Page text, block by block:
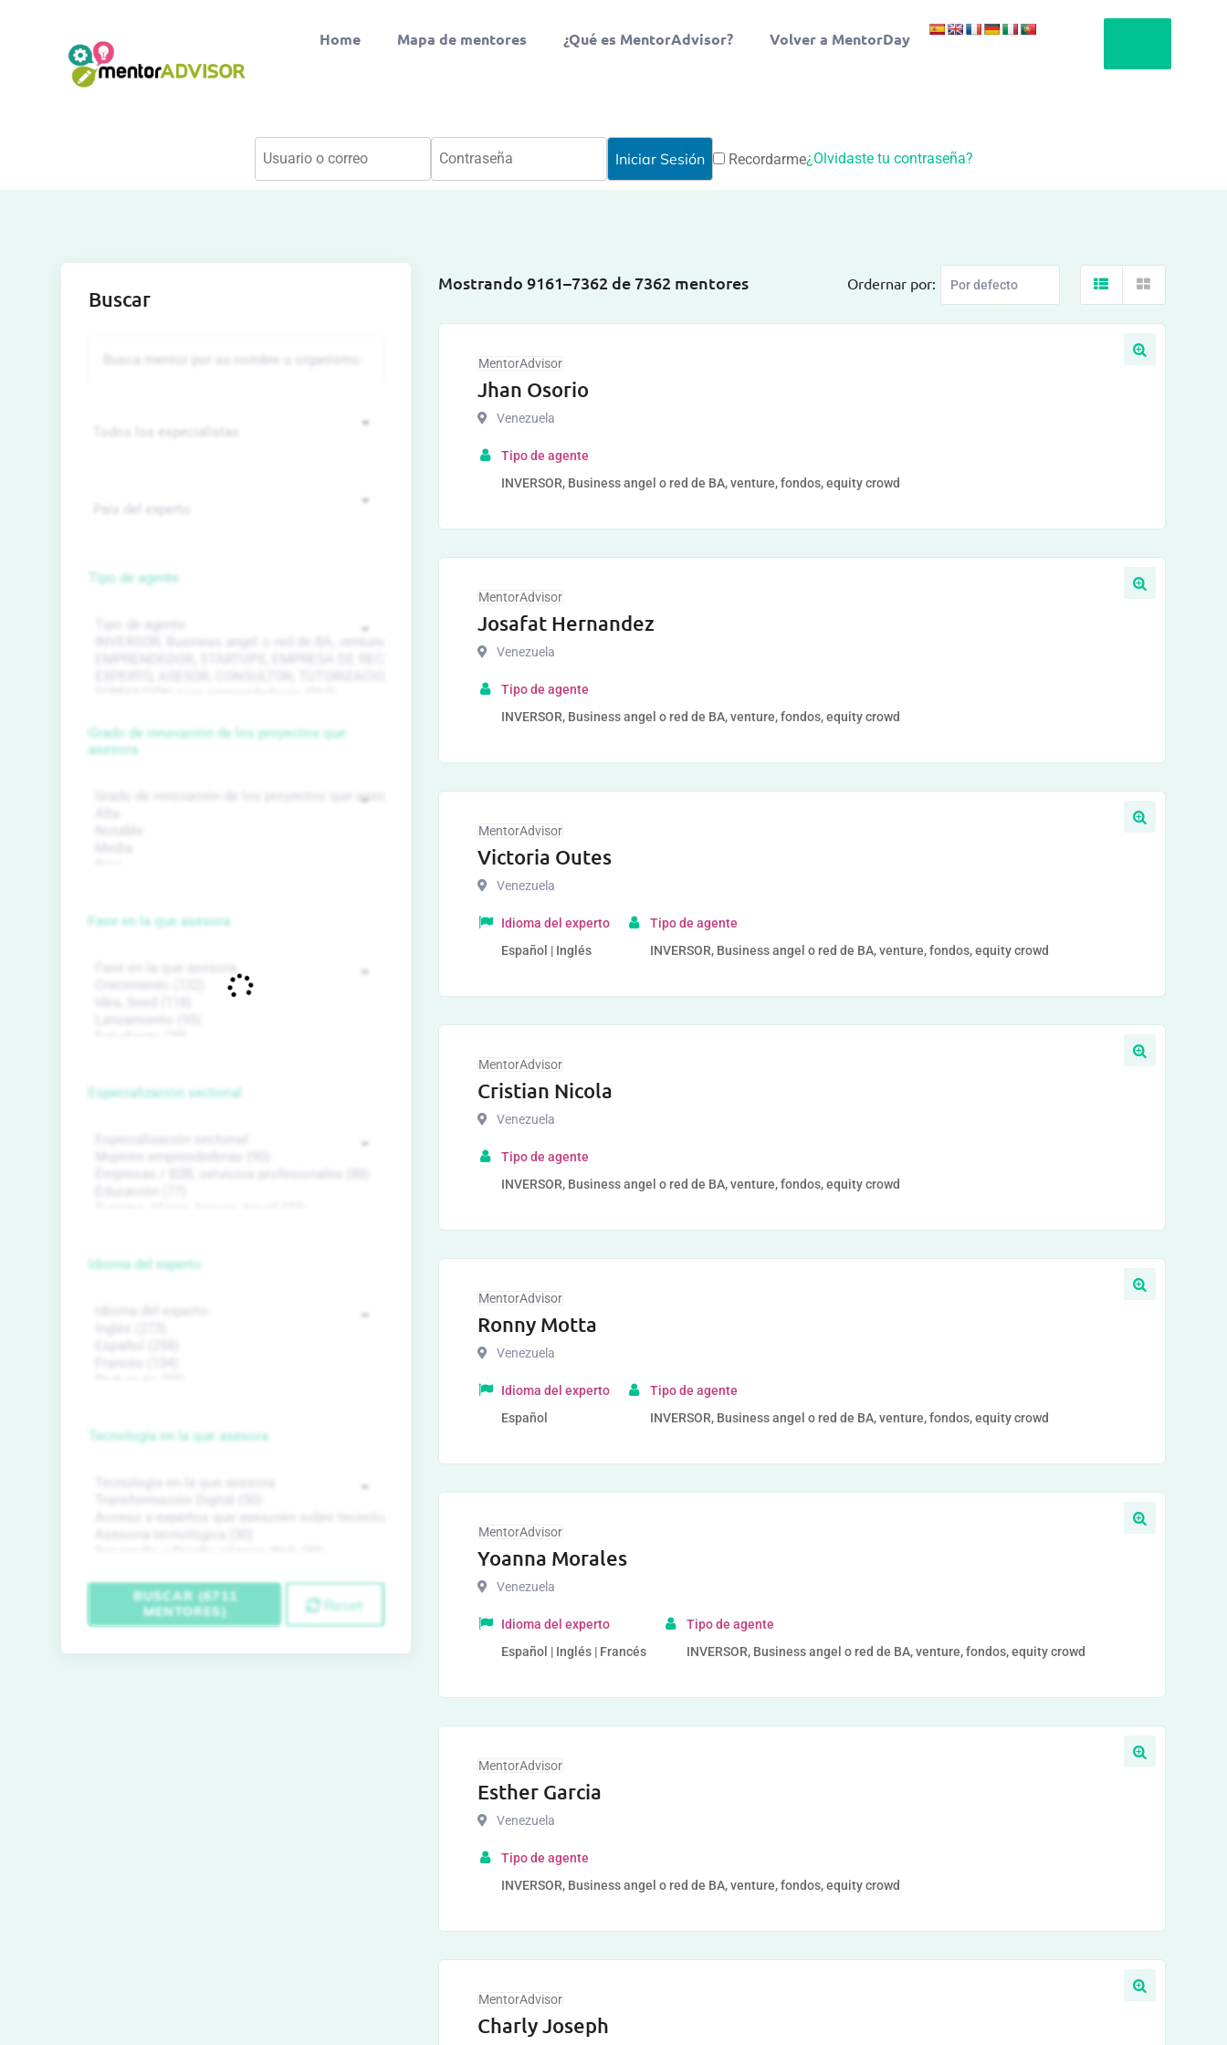
Home Mapa de mentores ¿Qué es MentorAdvisor? Volver a MentorDay
Recordarme¿Olvidaste tu contraseña?
Mostrando 9161–7362 de 7362 mentores Ordernar por:
MentorAdvisor
Jhan Osorio
Venezuela
Tipo de agente
INVERSOR, Business angel o red de BA, venture, fondos, equity crowd
MentorAdvisor
Josafat Hernandez
Venezuela
Tipo de agente
INVERSOR, Business angel o red de BA, venture, fondos, equity crowd
MentorAdvisor
Victoria Outes
Venezuela
Idioma del experto
Español | Inglés
Tipo de agente
INVERSOR, Business angel o red de BA, venture, fondos, equity crowd
MentorAdvisor
Cristian Nicola
Venezuela
Tipo de agente
INVERSOR, Business angel o red de BA, venture, fondos, equity crowd
MentorAdvisor
Ronny Motta
Venezuela
Idioma del experto
Español
Tipo de agente
INVERSOR, Business angel o red de BA, venture, fondos, equity crowd
MentorAdvisor
Yoanna Morales
Venezuela
Idioma del experto
Español | Inglés | Francés
Tipo de agente
INVERSOR, Business angel o red de BA, venture, fondos, equity crowd
MentorAdvisor
Esther Garcia
Venezuela
Tipo de agente
INVERSOR, Business angel o red de BA, venture, fondos, equity crowd
MentorAdvisor
Charly Joseph
Buscar
Tipo de agente
Grado de innovación de los proyectos que
asesora
Fase en la que asesora
Especialización sectorial
Idioma del experto
Tecnología en la que asesora
BUSCAR (6711
MENTORES)
Reset